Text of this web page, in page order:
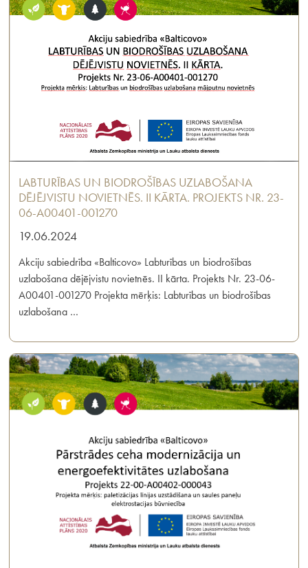
LABTURĪBAS UN BIODROŠĪBAS UZLABOŠANA
DĒJĒJVISTU NOVIETNĒS. II KĀRTA. PROJEKTS NR. 23-
06-A00401-001270
19.06.2024
Akciju sabiedrība «Balticovo» Labturības un biodrošības
uzlabošana dējējvistu novietnēs. II kārta. Projekts Nr. 23-06-
A00401-001270 Projekta mērķis: Labturības un biodrošības
uzlabošana …